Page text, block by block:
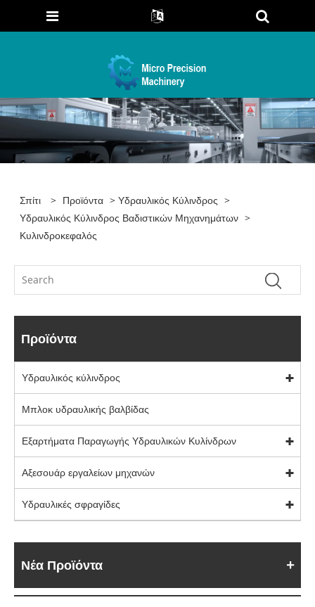
Σπίτι > Προϊόντα >Υδραυλικός Κύλινδρος >
Υδραυλικός Κύλινδρος Βαδιστικών Μηχανημάτων >
Κυλινδροκεφαλός
Προϊόντα
Υδραυλικός κύλινδρος
Μπλοκ υδραυλικής βαλβίδας
Εξαρτήματα Παραγωγής Υδραυλικών Κυλίνδρων
Αξεσουάρ εργαλείων μηχανών
Υδραυλικές σφραγίδες
Νέα Προϊόντα